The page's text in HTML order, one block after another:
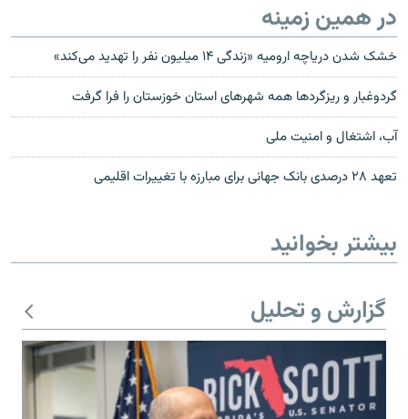
در همین زمینه
خشک شدن دریاچه ارومیه «زندگی ۱۴ میلیون نفر را تهدید می‌کند»
گردوغبار و ریزگردها همه شهرهای استان خوزستان را فرا گرفت
آب، اشتغال و امنیت ملی
تعهد ۲۸ درصدی بانک جهانی برای مبارزه با تغییرات اقلیمی
بیشتر بخوانید
گزارش و تحلیل